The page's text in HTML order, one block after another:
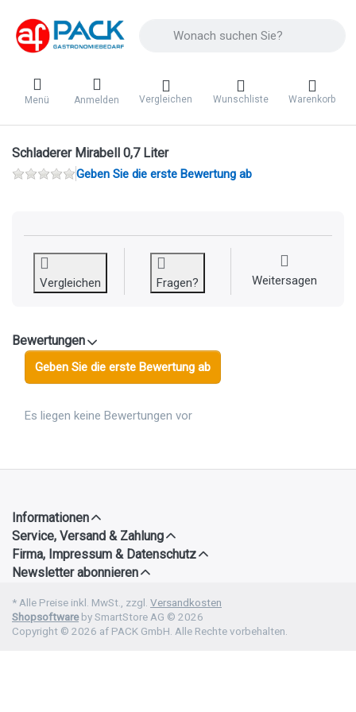
Menü Anmelden Vergleichen Wunschliste Warenkorb
Schladerer Mirabell 0,7 Liter
Geben Sie die erste Bewertung ab
Vergleichen Fragen? Weitersagen
Bewertungen
Geben Sie die erste Bewertung ab
Es liegen keine Bewertungen vor
Informationen
Service, Versand & Zahlung
Firma, Impressum & Datenschutz
Newsletter abonnieren
* Alle Preise inkl. MwSt., zzgl. Versandkosten
Shopsoftwareby SmartStore AG © 2026
Copyright © 2026 af PACK GmbH. Alle Rechte vorbehalten.